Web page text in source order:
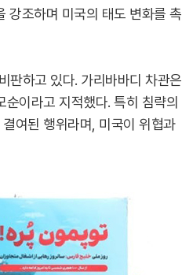
강조하며 미국의 태도 변화를 촉
판하고 있다. 가리바바디 차관은
이라고 지적했다. 특히 침략의
여된 행위라며, 미국이 위협과